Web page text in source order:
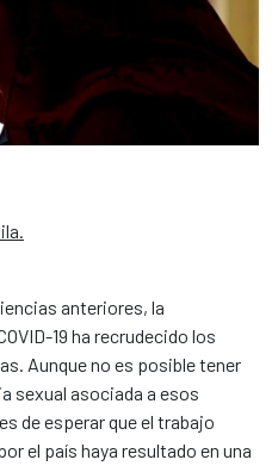
anteriores, la
19 ha recrudecido los
Aunque no es posible tener
sexual asociada a esos
de esperar que el trabajo
el país haya resultado en una